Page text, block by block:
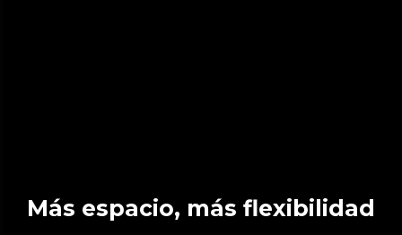
Más espacio, más flexibilidad